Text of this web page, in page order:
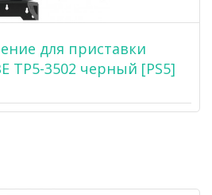
для приставки
TP5-3502 черный [PS5]